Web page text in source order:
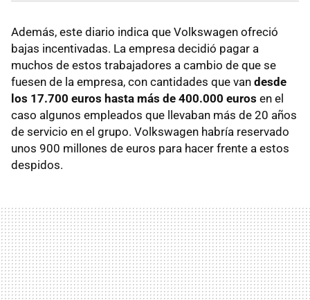
Además, este diario indica que Volkswagen ofreció
bajas incentivadas. La empresa decidió pagar a
muchos de estos trabajadores a cambio de que se
fuesen de la empresa, con cantidades que van desde
los 17.700 euros hasta más de 400.000 euros en el
caso algunos empleados que llevaban más de 20 años
de servicio en el grupo. Volkswagen habría reservado
unos 900 millones de euros para hacer frente a estos
despidos.